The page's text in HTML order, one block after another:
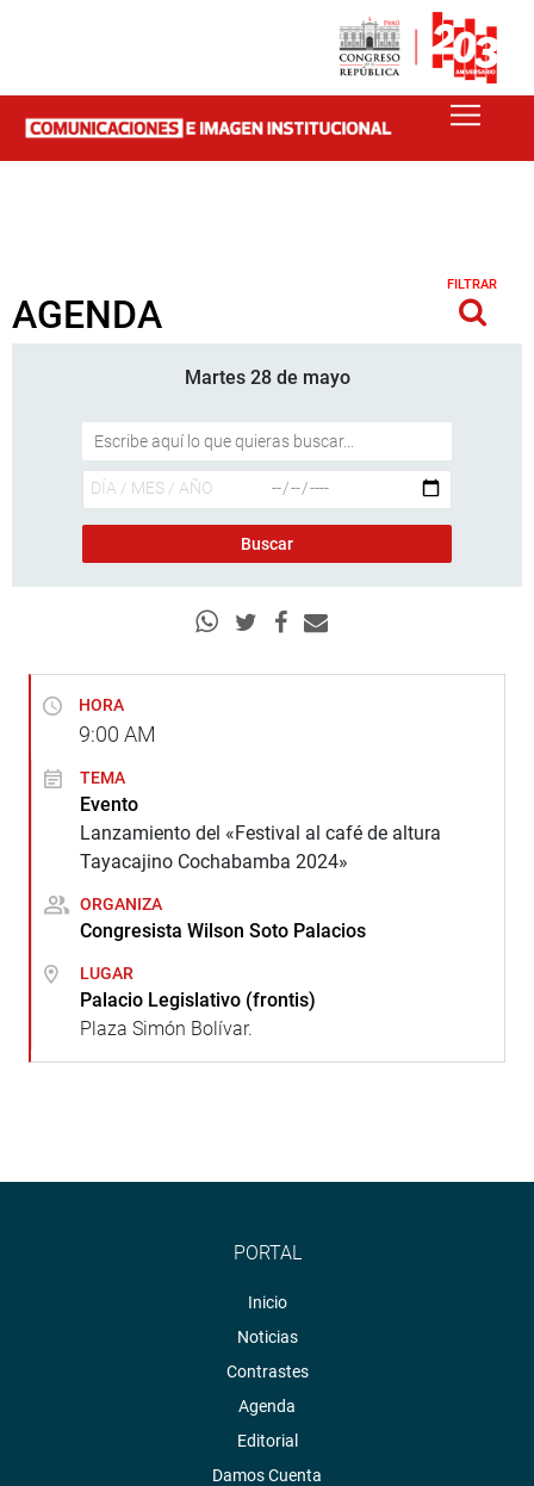
AGENDA
FILTRAR
Martes 28 de mayo
HORA
9:00 AM
TEMA
Evento
Lanzamiento del «Festival al café de altura
Tayacajino Cochabamba 2024»
ORGANIZA
Congresista Wilson Soto Palacios
LUGAR
Palacio Legislativo (frontis)
Plaza Simón Bolívar.
PORTAL
Inicio
Noticias
Contrastes
Agenda
Editorial
Damos Cuenta